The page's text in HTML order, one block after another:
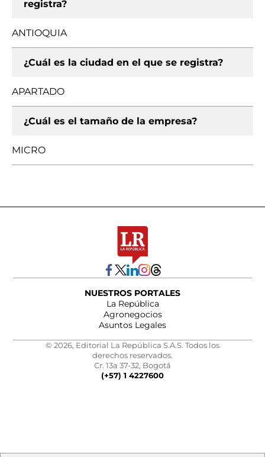
registra?
ANTIOQUIA
¿Cuál es la ciudad en el que se registra?
APARTADO
¿Cuál es el tamaño de la empresa?
MICRO
NUESTROS PORTALES
La República
Agronegocios
Asuntos Legales
© 2026, Editorial La República S.A.S. Todos los
derechos reservados.
Cr. 13a 37-32, Bogotá
(+57) 1 4227600